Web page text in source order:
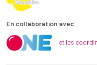
En collaboration avec
et les